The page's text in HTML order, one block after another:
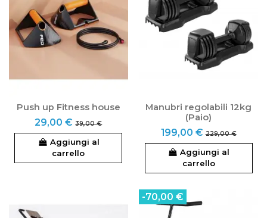
Push up Fitness house
29,00 € 39,00 €
Aggiungi al
carrello
Manubri regolabili 12kg
(Paio)
199,00 € 229,00 €
Aggiungi al
carrello
-70,00 €